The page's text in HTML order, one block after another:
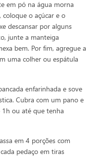
em pó na água morna
coloque o açúcar e o
descansar por alguns
junte a manteiga
bem. Por fim, agregue a
uma colher ou espátula
enfarinhada e sove
Cubra com um pano e
1h ou até que tenha
em 4 porções com
pedaço em tiras